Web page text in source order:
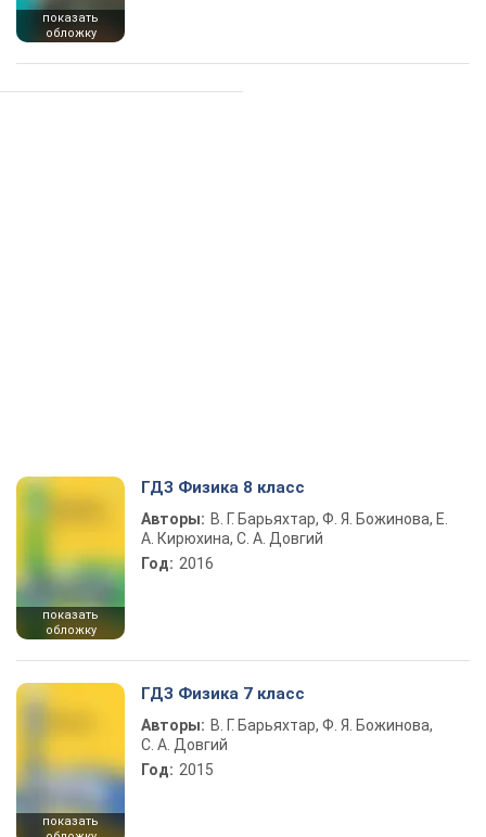
показать
обложку
показать
обложку
ГДЗ Физика 8 класс
Авторы: В. Г. Барьяхтар, Ф. Я. Божинова, Е.
А. Кирюхина, С. А. Довгий
Год: 2016
показать
ГДЗ Физика 7 класс
Авторы: В. Г. Барьяхтар, Ф. Я. Божинова,
С. А. Довгий
Год: 2015